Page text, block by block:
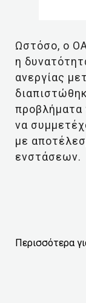
Ωστόσο, ο
η
ανεργίας
προβλήματα
να
με
ενστάσεων.
Περισσότερα